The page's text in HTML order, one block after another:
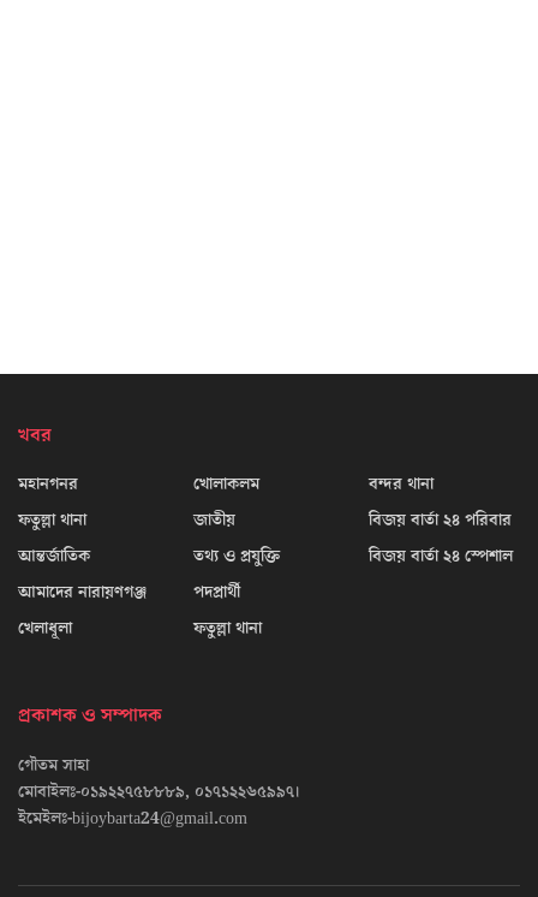
খবর
মহানগনর
ফতুল্লা থানা
আন্তর্জাতিক
আমাদের নারায়ণগঞ্জ
খেলাধূলা
খোলাকলম
জাতীয়
তথ্য ও প্রযুক্তি
পদপ্রার্থী
ফতুল্লা থানা
বন্দর থানা
বিজয় বার্তা ২৪ পরিবার
বিজয় বার্তা ২৪ স্পেশাল
প্রকাশক ও সম্পাদক
গৌতম সাহা
মোবাইলঃ-০১৯২২৭৫৮৮৮৯, ০১৭১২২৬৫৯৯৭।
ইমেইলঃ-bijoybarta24@gmail.com